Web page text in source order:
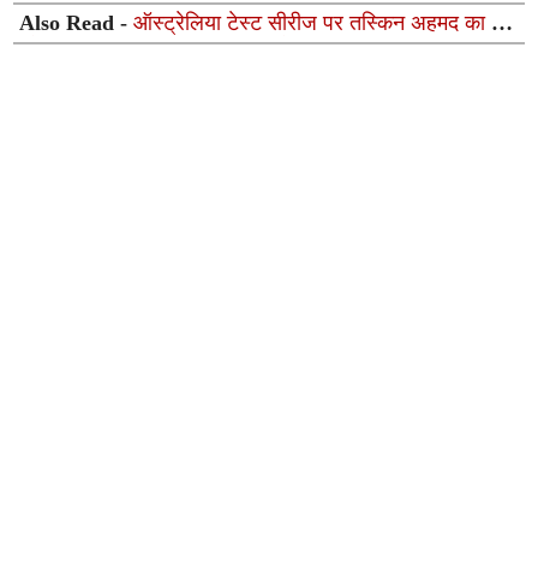
Also Read -ऑस्ट्रेलिया टेस्ट सीरीज पर तस्किन अहमद का पूरा
फोकस, लंका प्रीमियर लीग 2026 से लिया नाम वापस